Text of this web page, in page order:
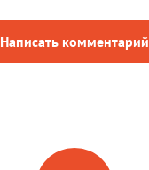
Написать комментарий